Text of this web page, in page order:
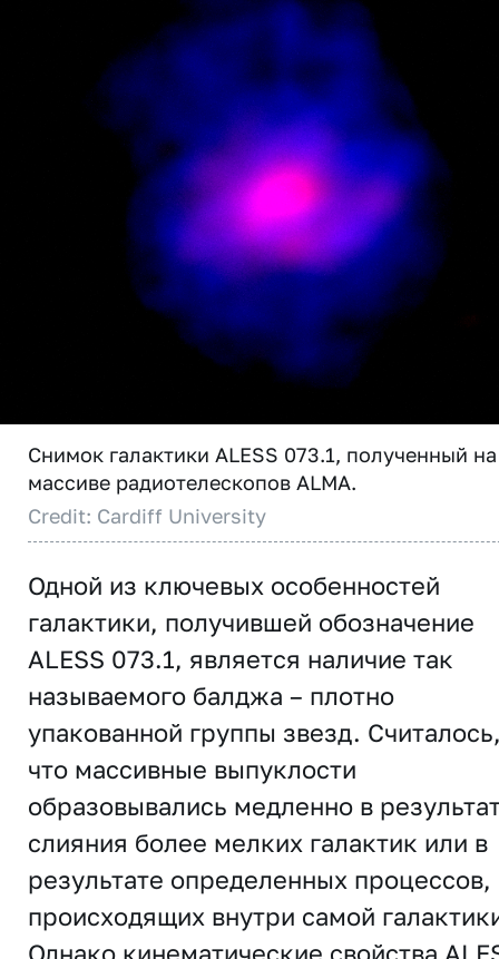
Снимок галактики ALESS 073.1, полученный на
массиве радиотелескопов ALMA.
Credit: Cardiff University
Одной из ключевых особенностей
галактики, получившей обозначение
ALESS 073.1, является наличие так
называемого балджа – плотно
упакованной группы звезд.
что массивные выпуклости
образовывались медленно в
слияния более мелких галактик или в
результате определенных процессов,
происходящих внутри самой